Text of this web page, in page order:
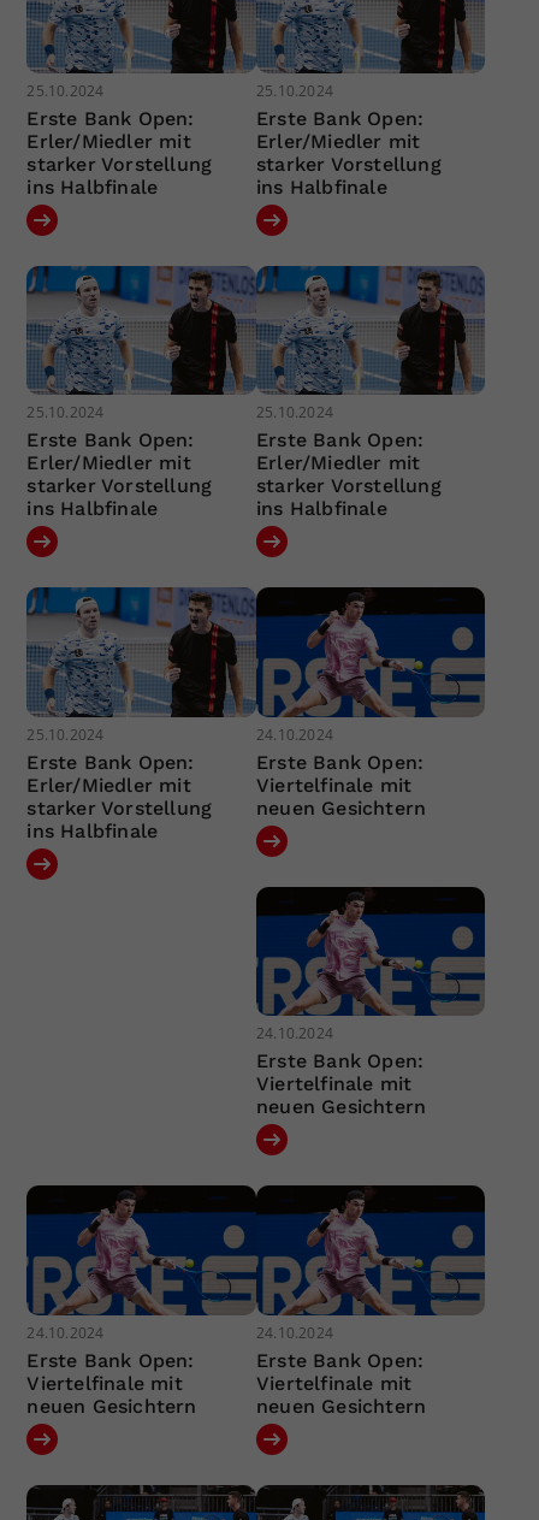
25.10.2024
Erste Bank Open:
Erler/Miedler mit
starker Vorstellung
ins Halbfinale
25.10.2024
Erste Bank Open:
Erler/Miedler mit
starker Vorstellung
ins Halbfinale
25.10.2024
Erste Bank Open:
Erler/Miedler mit
starker Vorstellung
ins Halbfinale
25.10.2024
Erste Bank Open:
Erler/Miedler mit
starker Vorstellung
ins Halbfinale
25.10.2024
Erste Bank Open:
Erler/Miedler mit
starker Vorstellung
ins Halbfinale
24.10.2024
Erste Bank Open:
Viertelfinale mit
neuen Gesichtern
24.10.2024
Erste Bank Open:
Viertelfinale mit
neuen Gesichtern
24.10.2024
Erste Bank Open:
Viertelfinale mit
neuen Gesichtern
24.10.2024
Erste Bank Open:
Viertelfinale mit
neuen Gesichtern